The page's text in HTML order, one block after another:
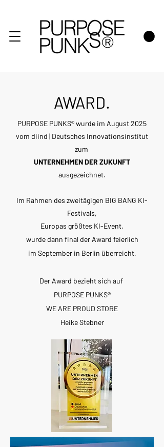
AWARD.
PURPOSE PUNKS® wurde im August 2025
vom diind | Deutsches Innovationsinstitut
zum
UNTERNEHMEN DER ZUKUNFT
ausgezeichnet.
Im Rahmen des zweitägigen BIG BANG KI-
Festivals,
Europas größtes KI-Event,
wurde dann final der Award feierlich
im September in Berlin überreicht.
Der Award bezieht sich auf
PURPOSE PUNKS®
WE ARE PROUD STORE
Heike Stebner